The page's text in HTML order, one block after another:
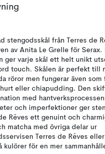
stengodsskål från Terres de
av Anita Le Grelle för Serax.
ger varje skål ett helt unikt
touch. Skålen är perfekt till
röror men fungerar även som
eller chiapudding. Den
med
och imperfektioner ger
de Rêves ett genuint och
matcha med övriga delar ur
Terres de Rêves
kulörer för en mer